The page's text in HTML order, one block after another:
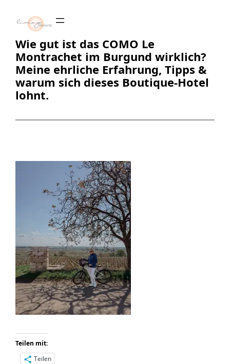
Inhalt
springen
Wie gut ist das COMO Le
Montrachet im Burgund wirklich?
Meine ehrliche Erfahrung, Tipps &
warum sich dieses Boutique-Hotel
lohnt.
Teilen mit:
Teilen